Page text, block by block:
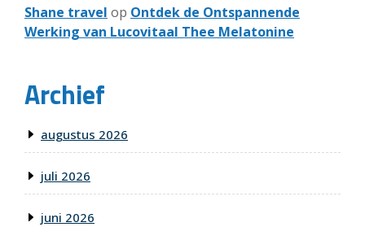
Shane travel op Ontdek de Ontspannende
Werking van Lucovitaal Thee Melatonine
Archief
augustus 2026
juli 2026
juni 2026